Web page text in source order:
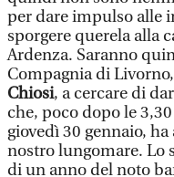
per dare impulso alle
sporgere querela alla
Ardenza. Saranno
Compagnia di
Chiosi, a cercare di
che, poco dopo le
giovedì 30 gennaio,
nostro lungomare. Lo
di un anno del noto